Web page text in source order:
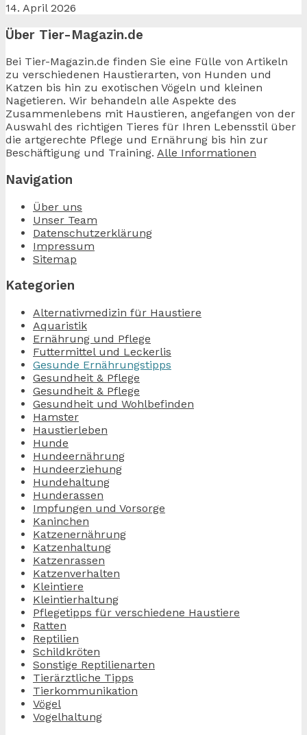
14. April 2026
Über Tier-Magazin.de
Bei Tier-Magazin.de finden Sie eine Fülle von Artikeln
zu verschiedenen Haustierarten, von Hunden und
Katzen bis hin zu exotischen Vögeln und kleinen
Nagetieren. Wir behandeln alle Aspekte des
Zusammenlebens mit Haustieren, angefangen von der
Auswahl des richtigen Tieres für Ihren Lebensstil über
die artgerechte Pflege und Ernährung bis hin zur
Beschäftigung und Training. Alle Informationen
Navigation
Über uns
Unser Team
Datenschutzerklärung
Impressum
Sitemap
Kategorien
Alternativmedizin für Haustiere
Aquaristik
Ernährung und Pflege
Futtermittel und Leckerlis
Gesunde Ernährungstipps
Gesundheit & Pflege
Gesundheit & Pflege
Gesundheit und Wohlbefinden
Hamster
Haustierleben
Hunde
Hundeernährung
Hundeerziehung
Hundehaltung
Hunderassen
Impfungen und Vorsorge
Kaninchen
Katzenernährung
Katzenhaltung
Katzenrassen
Katzenverhalten
Kleintiere
Kleintierhaltung
Pflegetipps für verschiedene Haustiere
Ratten
Reptilien
Schildkröten
Sonstige Reptilienarten
Tierärztliche Tipps
Tierkommunikation
Vögel
Vogelhaltung